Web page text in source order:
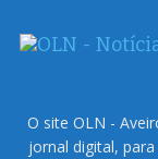
O site OLN -
jornal digital,